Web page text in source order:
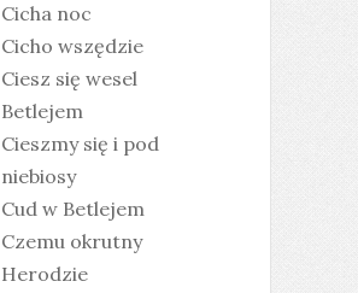
Cicha noc
Cicho wszędzie
Ciesz się wesel
Betlejem
Cieszmy się i pod
niebiosy
Cud w Betlejem
Czemu okrutny
Herodzie